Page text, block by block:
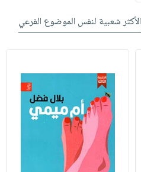
الأكثر شعبية لنفس الموضوع الفرعي